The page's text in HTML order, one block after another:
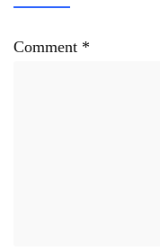
Comment *